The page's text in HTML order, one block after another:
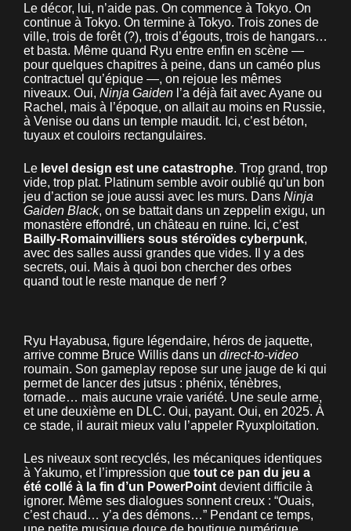
Le décor, lui, n’aide pas. On commence à Tokyo. On
continue à Tokyo. On termine à Tokyo. Trois zones de
ville, trois de forêt (?), trois d’égouts, trois de hangars…
et basta. Même quand Ryu entre enfin en scène —
pour quelques chapitres à peine, dans un caméo plus
contractuel qu’épique —, on rejoue les mêmes
niveaux. Oui, Ninja Gaiden l’a déjà fait avec Ayane ou
Rachel, mais à l’époque, on allait au moins en Russie,
à Venise ou dans un temple maudit. Ici, c’est béton,
tuyaux et couloirs rectangulaires.
Le level design est une catastrophe. Trop grand, trop
vide, trop plat. Platinum semble avoir oublié qu’un bon
jeu d’action se joue aussi avec les murs. Dans Ninja
Gaiden Black, on se battait dans un zeppelin exigu, un
monastère effondré, un château en ruine. Ici, c’est
Bailly-Romainvilliers sous stéroïdes cyberpunk,
avec des salles aussi grandes que vides. Il y a des
secrets, oui. Mais à quoi bon chercher des orbes
quand tout le reste manque de nerf ?
Ryu Hayabusa, figure légendaire, héros de jaquette,
arrive comme Bruce Willis dans un direct-to-video
roumain. Son gameplay repose sur une jauge de ki qui
permet de lancer des jutsus : phénix, ténèbres,
tornade… mais aucune vraie variété. Une seule arme,
et une deuxième en DLC. Oui, payant. Oui, en 2025. À
ce stade, il aurait mieux valu l’appeler Ryuxploitation.
Les niveaux sont recyclés, les mécaniques identiques
à Yakumo, et l’impression que tout ce pan du jeu a
été collé à la fin d’un PowerPoint devient difficile à
ignorer. Même ses dialogues sonnent creux : “Ouais,
c’est chaud… y’a des démons…” Pendant ce temps,